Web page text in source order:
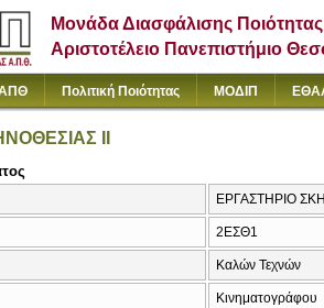
Μονάδα Διασφάλισης Ποιότητας
Αριστοτέλειο Πανεπιστήμιο
Πολιτική Ποιότητας ΜΟΔΙΠ
ΙΙ
ΕΡΓΑΣΤΗΡΙΟ
2ΕΣΘ1
Καλών Τεχνών
Κινηματογράφου